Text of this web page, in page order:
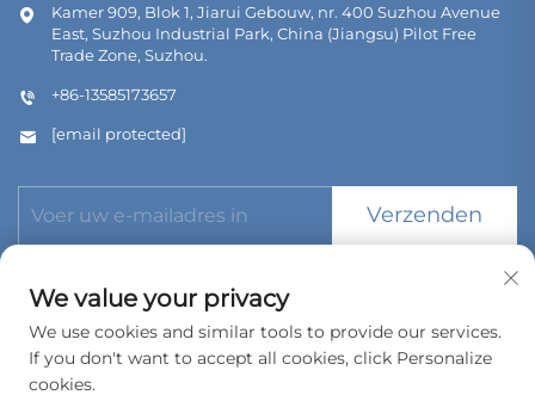
Kamer 909, Blok 1, Jiarui Gebouw, nr. 400 Suzhou Avenue
East, Suzhou Industrial Park, China (Jiangsu) Pilot Free
Trade Zone, Suzhou.
+86-13585173657
[email protected]
Verzenden
Copyright © 2026 Bomeda International Trading (Suzhou) Co.,
We value your privacy
We use cookies and similar tools to provide our services.
If you don't want to accept all cookies, click Personalize
cookies.